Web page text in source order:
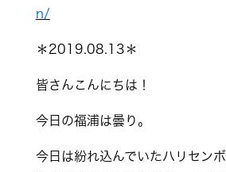
n/
＊2019.08.13＊
皆さんこんにちは！
今日の福浦は曇り。
今日は紛れ込んでいたハリセン